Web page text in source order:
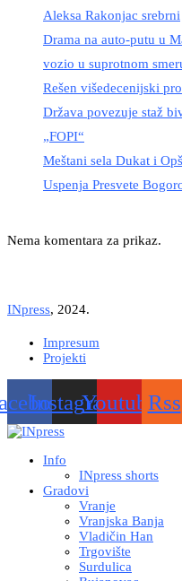
Aleksa Rakonjac srebrni
Drama na auto-putu u
vozio u suprotnom
Rešen višedecenijski
Država povezuje staž
„FOPI“
Meštani sela Dukat i
Uspenja Presvete
Nema komentara za prikaz.
INpress, 2024.
Impresum
Projekti
InstagramYoutubeRss
Info
INpress shorts
Gradovi
Vranje
Vranjska Banja
Vladičin Han
Trgovište
Surdulica